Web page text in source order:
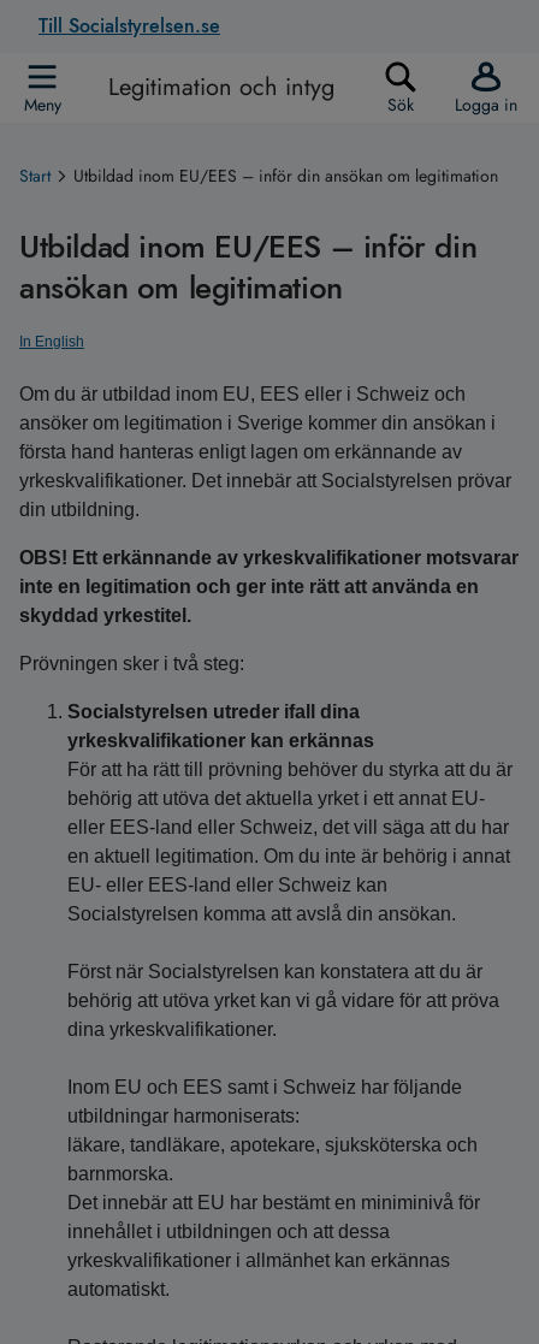
Till Socialstyrelsen.se
Meny Legitimation och intyg Sök Logga in
Start Utbildad inom EU/EES – inför din ansökan om legitimation
Utbildad inom EU/EES – inför din
ansökan om legitimation
In English
Om du är utbildad inom EU, EES eller i Schweiz och
ansöker om legitimation i Sverige kommer din ansökan i
första hand hanteras enligt lagen om erkännande av
yrkeskvalifikationer. Det innebär att Socialstyrelsen prövar
din utbildning.
OBS! Ett erkännande av yrkeskvalifikationer motsvarar
inte en legitimation och ger inte rätt att använda en
skyddad yrkestitel.
Prövningen sker i två steg:
Socialstyrelsen utreder ifall dina
yrkeskvalifikationer kan erkännas
För att ha rätt till prövning behöver du styrka att du är
behörig att utöva det aktuella yrket i ett annat EU-
eller EES-land eller Schweiz, det vill säga att du har
en aktuell legitimation. Om du inte är behörig i annat
EU- eller EES-land eller Schweiz kan
Socialstyrelsen komma att avslå din ansökan.
Först när Socialstyrelsen kan konstatera att du är
behörig att utöva yrket kan vi gå vidare för att pröva
dina yrkeskvalifikationer.
Inom EU och EES samt i Schweiz har följande
utbildningar harmoniserats:
läkare, tandläkare, apotekare, sjuksköterska och
barnmorska.
Det innebär att EU har bestämt en miniminivå för
innehållet i utbildningen och att dessa
yrkeskvalifikationer i allmänhet kan erkännas
automatiskt.